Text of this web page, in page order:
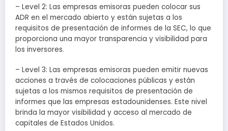
– Level 2: Las empresas emisoras pueden colocar sus
ADR en el mercado abierto y están sujetas a los
requisitos de presentación de informes de la SEC, lo que
proporciona una mayor transparencia y visibilidad para
los inversores.
– Level 3: Las empresas emisoras pueden emitir nuevas
acciones a través de colocaciones públicas y están
sujetas a los mismos requisitos de presentación de
informes que las empresas estadounidenses. Este nivel
brinda la mayor visibilidad y acceso al mercado de
capitales de Estados Unidos.